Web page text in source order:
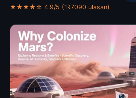
★★★★☆ 4.9/5 (197090 ulasan)